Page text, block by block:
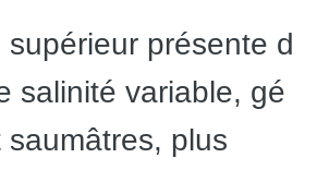
supérieur présente d
salinité variable, gé
saumâtres, plus